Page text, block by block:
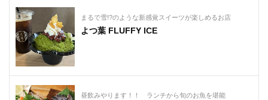
まるで雪!?のような新感覚スイーツが楽しめるお店
よつ葉 FLUFFY ICE
昼飲みやります！⁡！ ランチから旬のお魚を堪能